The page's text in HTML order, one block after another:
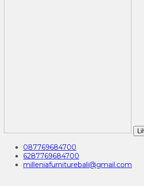
087769684700
6287769684700
milleniafurniturebali@gmail.com